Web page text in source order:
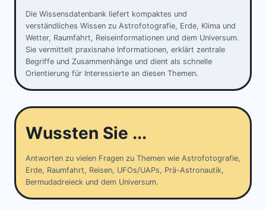
Die Wissensdatenbank liefert kompaktes und
verständliches Wissen zu Astrofotografie, Erde, Klima und
Wetter, Raumfahrt, Reiseinformationen und dem Universum.
Sie vermittelt praxisnahe Informationen, erklärt zentrale
Begriffe und Zusammenhänge und dient als schnelle
Orientierung für Interessierte an diesen Themen.
Wussten Sie ...
Antworten zu vielen Fragen zu Themen wie Astrofotografie,
Erde, Raumfahrt, Reisen, UFOs/UAPs, Prä-Astronautik,
Bermudadreieck und dem Universum.